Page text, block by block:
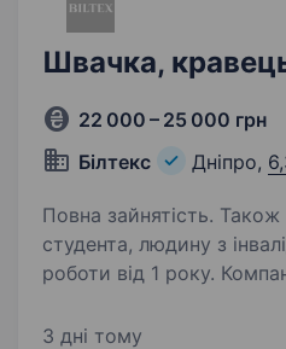
Швачка,
22 000 – 25 000 грн
Білтекс
Дніпро,
Повна зайнятість. Також
студента, людину з
роботи від 1 року. Компанія «Білтекс» шукає
спеціалізується на
3 дні тому